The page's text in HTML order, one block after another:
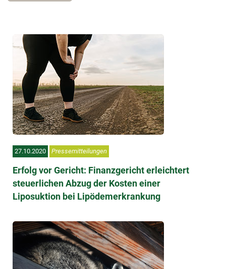
27.10.2020 Pressemitteilungen
Erfolg vor Gericht: Finanzgericht erleichtert
steuerlichen Abzug der Kosten einer
Liposuktion bei Lipödemerkrankung